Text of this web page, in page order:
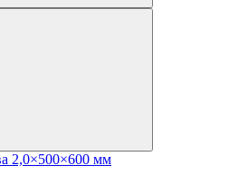
2,0×500×600 мм